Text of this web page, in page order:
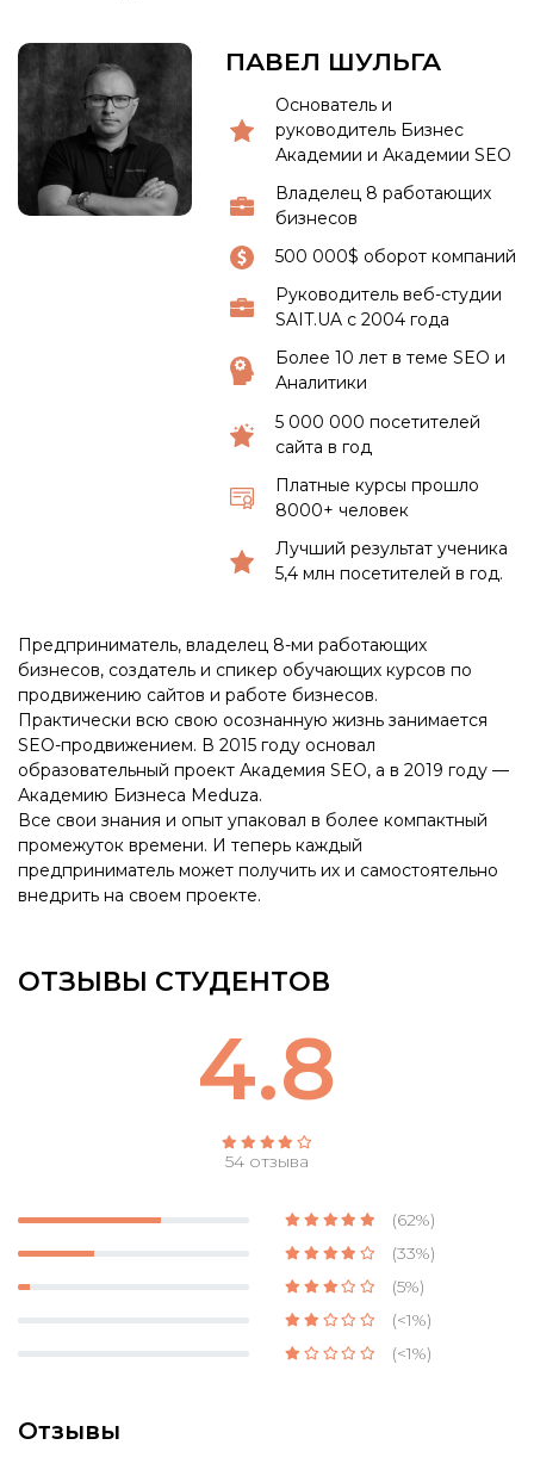
ПАВЕЛ ШУЛЬГА
Основатель и
руководитель Бизнес
Академии и Академии SEO
Владелец 8 работающих
бизнесов
500 000$ оборот компаний
Руководитель веб-студии
SAIT.UA с 2004 года
Более 10 лет в теме SEO и
Аналитики
5 000 000 посетителей
сайта в год
Платные курсы прошло
8000+ человек
Лучший результат ученика
5,4 млн посетителей в год.
Предприниматель, владелец 8-ми работающих
бизнесов, создатель и спикер обучающих курсов по
продвижению сайтов и работе бизнесов.
Практически всю свою осознанную жизнь занимается
SEO-продвижением. В 2015 году основал
образовательный проект Академия SEO, а в 2019 году —
Академию Бизнеса Meduza.
Все свои знания и опыт упаковал в более компактный
промежуток времени. И теперь каждый
предприниматель может получить их и самостоятельно
внедрить на своем проекте.
ОТЗЫВЫ СТУДЕНТОВ
4.8
54 отзыва
(62%)
(33%)
(5%)
(<1%)
(<1%)
Отзывы